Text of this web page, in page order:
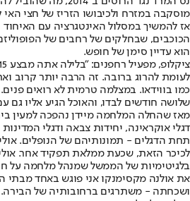
מוסקבה במזרח ולכיבושו הזריז של חצי
אז להמשיך במסלול האינטגרציה עם האיחוד
הכוכבים, שבחלקים של רחבים של
הוא עדיין סימן של חופש.
לעומת להרוג ברובה. זה הרבה יותר קרוב
כמו בווידאו. במצלמה טרמית לא רואים
שלושה חודשים לבדו, והאוכל הגיע אליו גם
מאז שהחלה המלחמה מיידן נהפכה למעין
דגלי אוקראינה, יחידות צבאה ודגלי
תחת הדגלים - תמונותיהם של הנופלים.
לכיכר הזאת, שכעת ממלאת תפקיד אחר.
בלגיטימיות של הממשל שמנהל מלחמה על
את אולנה מקסימנקו אני פוגש באחד
ושכחתה - משתרגים ברחובותיה של הבירה.